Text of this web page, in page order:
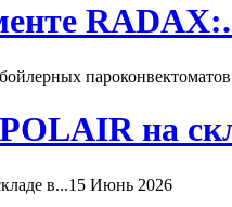
на
в...15 Июнь 2026